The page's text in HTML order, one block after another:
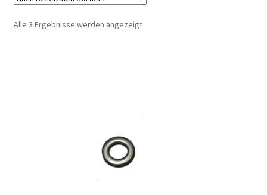
Alle 3 Ergebnisse werden angezeigtNach